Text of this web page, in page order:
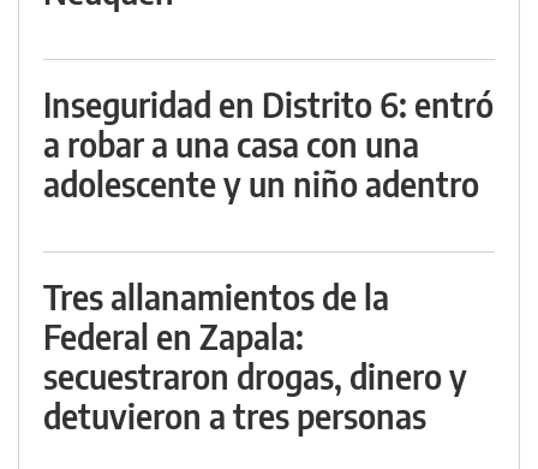
Inseguridad en Distrito 6: entró
a robar a una casa con una
adolescente y un niño adentro
Tres allanamientos de la
Federal en Zapala:
secuestraron drogas, dinero y
detuvieron a tres personas